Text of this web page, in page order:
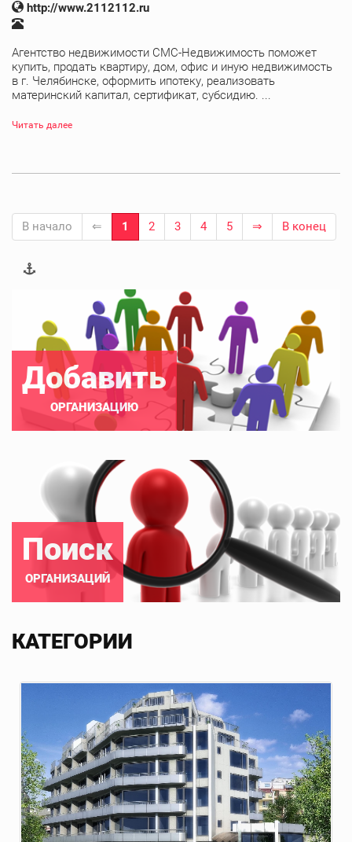
http://www.2112112.ru
Агентство недвижимости СМС-Недвижимость поможет
купить, продать квартиру, дом, офис и иную недвижимость
в г. Челябинске, оформить ипотеку, реализовать
материнский капитал, сертификат, субсидию. ...
Читать далее
В начало ⇐ 1 2 3 4 5 ⇒ В конец
Добавить
ОРГАНИЗАЦИЮ
Поиск
ОРГАНИЗАЦИЙ
КАТЕГОРИИ